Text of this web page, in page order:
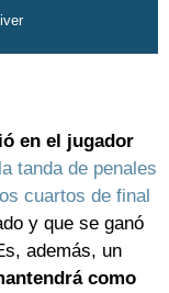
en el jugador
tanda de penales
cuartos de final
y que se ganó
además, un
como